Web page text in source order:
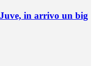
in arrivo un big